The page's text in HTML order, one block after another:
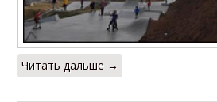
Читать дальше →